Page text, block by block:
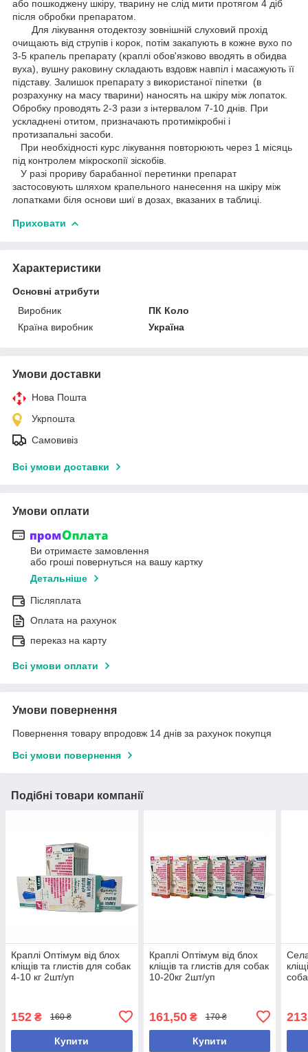
або пошкоджену шкіру, тварину не слід мити протягом 4 діб
після обробки препаратом.
Для лікування отодектозу зовнішній слуховий прохід
очищають від струпів і корок, потім закапують в кожне вухо по
3-5 крапель препарату (краплі обов'язково вводять в обидва
вуха), вушну раковину складають вздовж навпіл і масажують її
підставу. Залишок препарату з використаної піпетки (в
розрахунку на масу тварини) наносять на шкіру між лопаток.
Обробку проводять 2-3 рази з інтервалом 7-10 днів. При
ускладнені отитом, призначають протимікробні і
протизапальні засоби.
При необхідності курс лікування повторюють через 1 місяць
під контролем мікроскопії зіскобів.
У разі прориву барабанної перетинки препарат
застосовують шляхом крапельного нанесення на шкіру між
лопатками біля основи шиї в дозах, вказаних в таблиці.
Приховати
Характеристики
Основні атрибути
Виробник
ПК Коло
Країна виробник
Україна
Умови доставки
Нова Пошта
Укрпошта
Самовивіз
Всі умови доставки
Умови оплати
Ви отримаєте замовлення
або гроші повернуться на вашу картку
Детальніше
Післяплата
Оплата на рахунок
переказ на карту
Всі умови оплати
Умови повернення
Повернення товару впродовж 14 днів за рахунок покупця
Всі умови повернення
Подібні товари компанії
Краплі Оптімум від блох
кліщів та глистів для собак
4-10 кг 2шт/уп
152 ₴ 160 ₴
Купити
Краплі Оптімум від блох
кліщів та глистів для собак
10-20кг 2шт/уп
161,50₴ 170 ₴
Купити